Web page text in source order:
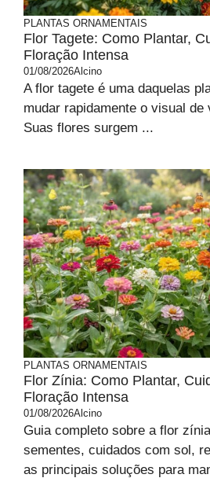
PLANTAS ORNAMENTAIS
Flor Tagete: Como Plantar,
Floração Intensa
01/08/2026Alcino
A flor tagete é uma daquelas
mudar rapidamente o visual
Suas flores surgem ...
PLANTAS ORNAMENTAIS
Flor Zínia: Como Plantar,
Floração Intensa
01/08/2026Alcino
Guia completo sobre a flor
sementes, cuidados com sol,
as principais soluções para